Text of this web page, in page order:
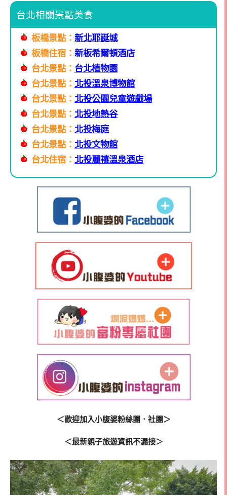
台北相關景點美食
板橋景點： 新北耶誕城
板橋住宿： 新板希爾頓酒店
台北景點： 台北植物園
台北景點： 北投溫泉博物館
台北景點： 北投公園兒童遊戲場
台北景點： 北投地熱谷
台北景點： 北投梅庭
台北景點： 北投文物館
台北住宿： 北投麗禧溫泉酒店
＜歡迎加入小腹婆粉絲團．社團＞
＜最新親子旅遊資訊不漏接＞